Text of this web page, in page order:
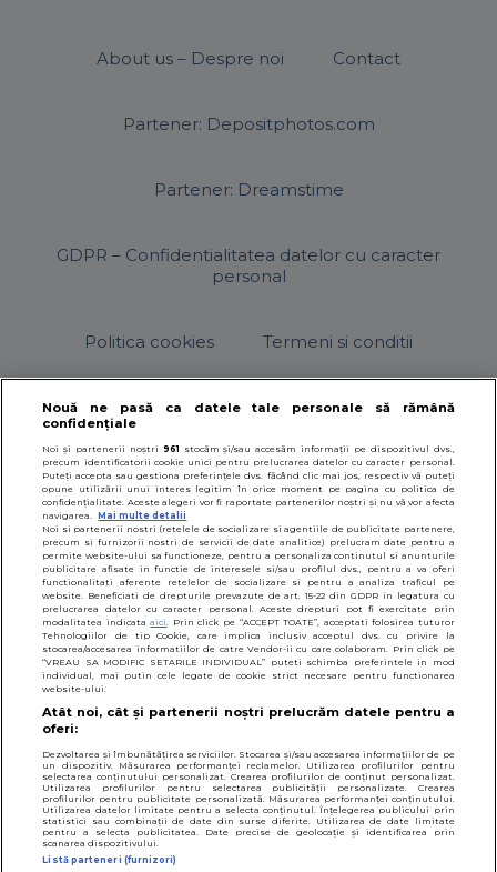
About us – Despre noi Contact
Partener: Depositphotos.com
Partener: Dreamstime
GDPR – Confidentialitatea datelor cu caracter
personal
Politica cookies Termeni si conditii
© 2026SfatulParintilor.ro
Nouă ne pasă ca datele tale personale să rămână
confidențiale
Noi și partenerii noștri 961 stocăm și/sau accesăm informații pe dispozitivul dvs.,
precum identificatorii cookie unici pentru prelucrarea datelor cu caracter personal.
Puteți accepta sau gestiona preferințele dvs. făcând clic mai jos, respectiv vă puteți
opune utilizării unui interes legitim în orice moment pe pagina cu politica de
confidențialitate. Aceste alegeri vor fi raportate partenerilor noștri și nu vă vor afecta
navigarea. Mai multe detalii
Noi si partenerii nostri (retelele de socializare si agentiile de publicitate partenere,
precum si furnizorii nostri de servicii de date analitice) prelucram date pentru a
permite website-ului sa functioneze, pentru a personaliza continutul si anunturile
publicitare afisate in functie de interesele si/sau profilul dvs., pentru a va oferi
functionalitati aferente retelelor de socializare si pentru a analiza traficul pe
website. Beneficiati de drepturile prevazute de art. 15-22 din GDPR in legatura cu
prelucrarea datelor cu caracter personal. Aceste drepturi pot fi exercitate prin
modalitatea indicataaici. Prin click pe “ACCEPT TOATE”, acceptati folosirea tuturor
Tehnologiilor de tip Cookie, care implica inclusiv acceptul dvs. cu privire la
stocarea/accesarea informatiilor de catre Vendor-ii cu care colaboram. Prin click pe
“VREAU SA MODIFIC SETARILE INDIVIDUAL” puteti schimba preferintele in mod
individual, mai putin cele legate de cookie strict necesare pentru functionarea
website-ului.
Atât noi, cât și partenerii noștri prelucrăm datele pentru a
oferi:
Dezvoltarea și îmbunătățirea serviciilor. Stocarea și/sau accesarea informațiilor de pe
un dispozitiv. Măsurarea performanței reclamelor. Utilizarea profilurilor pentru
selectarea conținutului personalizat. Crearea profilurilor de conținut personalizat.
Utilizarea profilurilor pentru selectarea publicității personalizate. Crearea
profilurilor pentru publicitate personalizată. Măsurarea performanței conținutului.
Utilizarea datelor limitate pentru a selecta conținutul. Înțelegerea publicului prin
statistici sau combinații de date din surse diferite. Utilizarea de date limitate
pentru a selecta publicitatea. Date precise de geolocație și identificarea prin
scanarea dispozitivului.
Listă parteneri (furnizori)